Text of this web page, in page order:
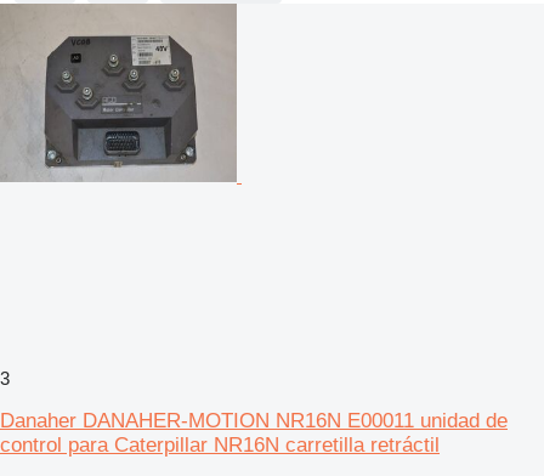
3
Danaher DANAHER-MOTION NR16N E00011 unidad de
control para Caterpillar NR16N carretilla retráctil